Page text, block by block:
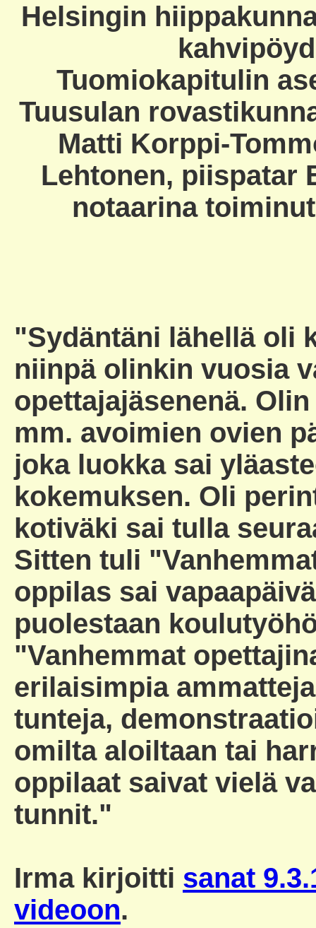
Helsingin
Tuomiokapitulin
Tuusulan
Matti Korppi-
Lehtonen, piispatar
notaarina
"Sydäntäni lähellä oli
niinpä olinkin vuosia
opettajajäsenenä.
mm. avoimien ovien
joka luokka sai
kokemuksen. Oli
kotiväki sai tulla
Sitten tuli
oppilas sai
puolestaan
"Vanhemmat
erilaisimpia
tunteja,
omilta aloiltaan tai
oppilaat saivat vielä
tunnit."
Irma kirjoitti sanat
videoon.